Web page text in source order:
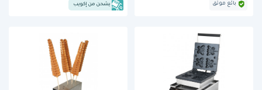
بائع موثق يشحن من إكويب